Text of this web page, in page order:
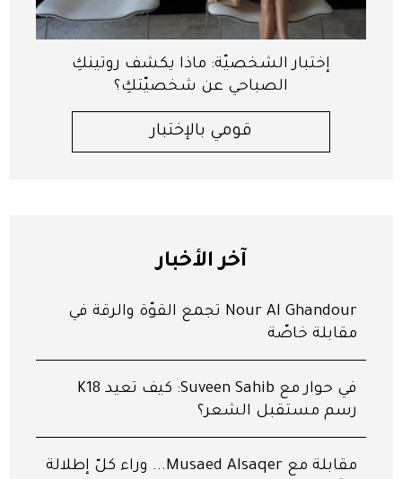
إختبار الشخصيّة: ماذا يكشف روتينكِ
الصباحي عن شخصيّتكِ؟
قومي بالإختبار
آخر الأخبار
Nour Al Ghandour تجمع القوّة والرقّة في
مقابلة خاصّة
في حوار مع Suveen Sahib: كيف تعيد K18
رسم مستقبل الشعر؟
مقابلة مع Musaed Alsaqer... وراء كلّ إطلالة